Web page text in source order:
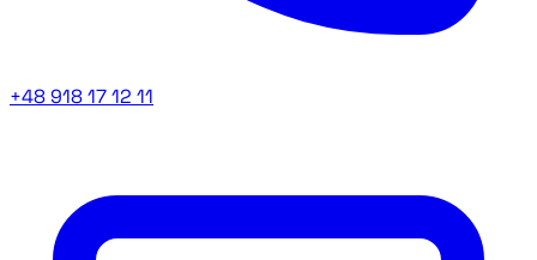
+48 918 17 12 11